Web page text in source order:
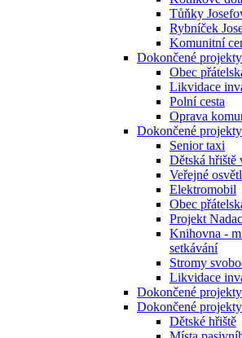
Tůňky
Rybníček
Komunitní
Dokončené
Obec
Likvidace
Polní cesta
Oprava
Dokončené
Senior taxi
Dětská hřiště
Veřejné
Elektromobil
Obec
Projekt
Knihovna -
setkávání
Stromy
Likvidace
Dokončené
Dokončené
Dětské hřiště